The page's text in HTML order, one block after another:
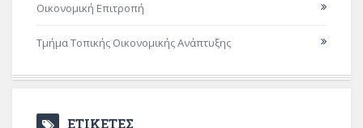
Οικονομική Επιτροπή
Τμήμα Τοπικής Οικονομικής Ανάπτυξης
ΕΤΙΚΕΤΕΣ